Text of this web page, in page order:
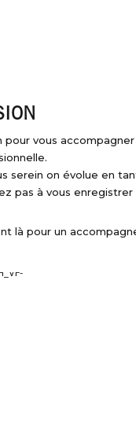
pour vous
serein on évolue en
pas à vous enregistrer
là pour un